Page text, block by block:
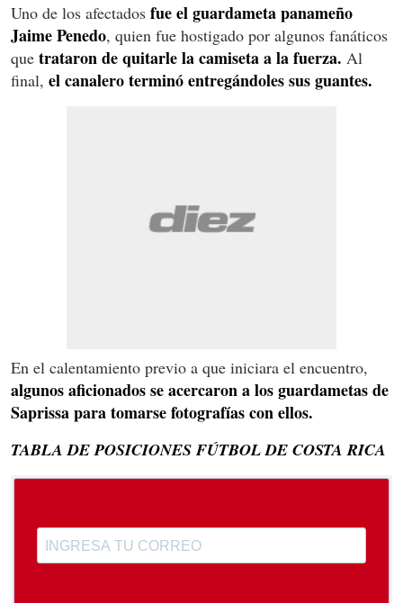
Uno de los afectados fue el guardameta panameño
Jaime Penedo, quien fue hostigado por algunos fanáticos
que trataron de quitarle la camiseta a la fuerza. Al
final, el canalero terminó entregándoles sus guantes.
En el calentamiento previo a que iniciara el encuentro,
algunos aficionados se acercaron a los guardametas de
Saprissa para tomarse fotografías con ellos.
TABLA DE POSICIONES FÚTBOL DE COSTA RICA